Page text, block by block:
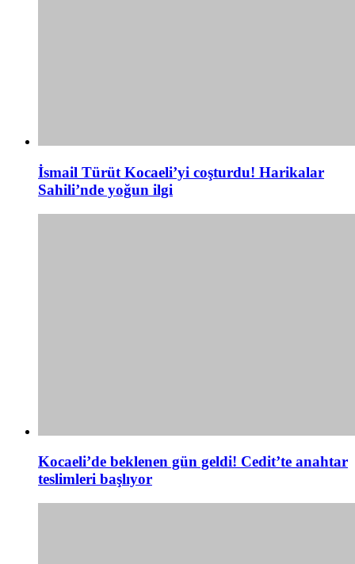
İsmail Türüt Kocaeli’yi coşturdu! Harikalar
Sahili’nde yoğun ilgi
Kocaeli’de beklenen gün geldi! Cedit’te anahtar
teslimleri başlıyor